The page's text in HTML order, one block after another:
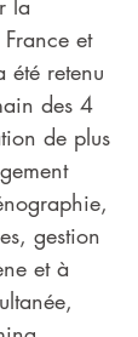
la
et
été retenu
des 4
de plus
gestion
et à